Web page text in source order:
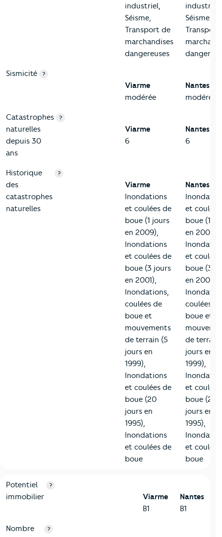
industriel,
Séisme,
Transport de
marchandises
dangereuses
industriel,
Séisme,
Transport
Sismicité ?
Viarme
modérée
Nantes
modérée
Catastrophes
naturelles
depuis 30
ans
?
Viarme
6
Nantes
6
Historique
des
catastrophes
naturelles
?
Viarme
Inondations
et coulées de
boue (1 jours
en 2009),
Inondations
et coulées de
boue (3 jours
en 2001),
Inondations,
coulées de
boue et
mouvements
de terrain (5
jours en
1999),
Inondations
et coulées de
boue (20
jours en
1995),
Inondations
et coulées de
boue
Nantes
et
boue (1
en 2009),
et
boue (3
en 2001),
coulées de
boue et
de terrain
jours en
1999),
et
boue (20
jours en
1995),
et
boue
10-Logement
Critères Viarme
Potentiel
immobilier
?
Viarme
B1
Nantes
B1
Nombre
?